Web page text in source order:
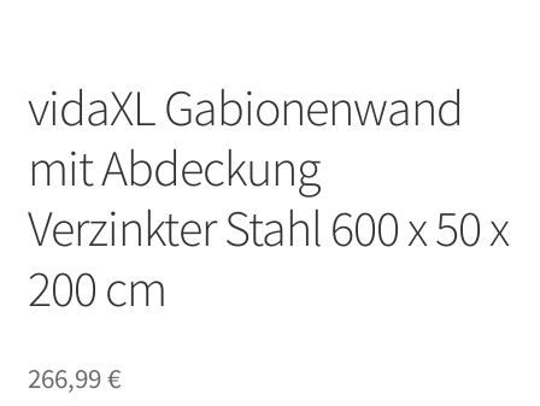
vidaXL Gabionenwand
mit Abdeckung
Verzinkter Stahl 600 x 50 x
200 cm
266,99€